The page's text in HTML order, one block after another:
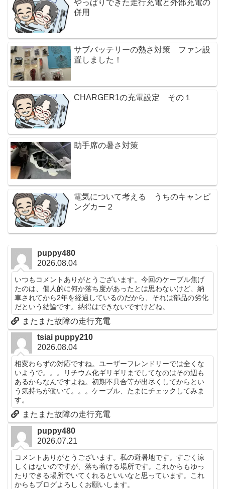
やっぱりできた走行充電と外部充電の
併用
サブバッテリーの熱さ対策 ファン設
置しました！
CHARGER1の充電設定 その１
助手席の暑さ対策
電気について考える うちのキャンピ
ングカー２
puppy480
2026.08.04
いつもコメントありがとうございます。今回のケーブル焦げ
たのは、個人的に何か落ち度があったとは思わないけど、納
車されてから2年を経過しているのだから、それは部品の劣化
だという結論です。納得はできないですけどね。
またまた故障の走行充電
tsiai puppy210
2026.08.04
相変わらずの対応ですね。ユーザーフレンドリーでは全くな
いようで。。。リチウム化ギリギリまでしてなのはその辺も
あるからなんですよね。初期不具合等が出尽くしてからとい
う気持ちが働いて。。。ケーブル、たまにチェックしてみま
す。
またまた故障の走行充電
puppy480
2026.07.21
コメントありがとうございます。私の避暑地です。すごく涼
しくはないのですが、落ち着ける場所です。これからもゆっ
たりできる場所でいてくれるといいなと思っています。これ
からもブログよろしくお願いします。